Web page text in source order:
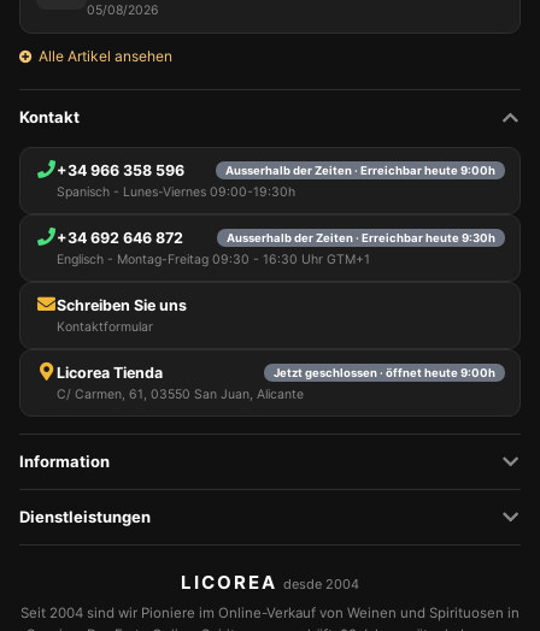
05/08/2026
Alle Artikel ansehen
Kontakt
+34 966 358 596 Ausserhalb der Zeiten · Erreichbar heute 9:00h
Spanisch - Lunes-Viernes 09:00-19:30h
+34 692 646 872 Ausserhalb der Zeiten · Erreichbar heute 9:30h
Englisch - Montag-Freitag 09:30 - 16:30 Uhr GTM+1
Schreiben Sie uns
Kontaktformular
Licorea Tienda Jetzt geschlossen · öffnet heute 9:00h
C/ Carmen, 61, 03550 San Juan, Alicante
Information
Dienstleistungen
LICOREA desde 2004
Seit 2004 sind wir Pioniere im Online-Verkauf von Weinen und Spirituosen in